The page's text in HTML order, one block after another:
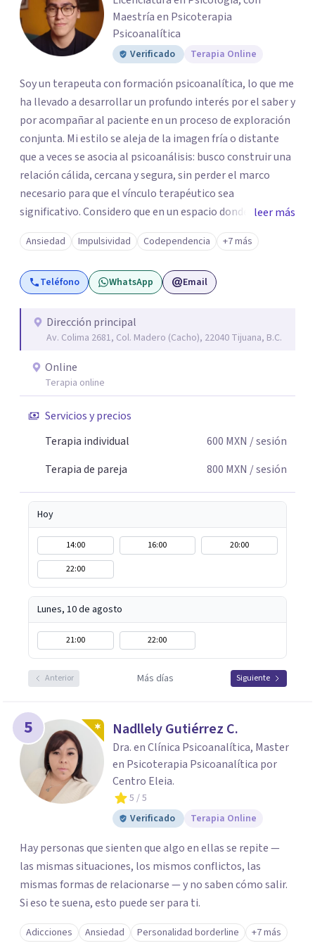
Maestría en Psicoterapia
Psicoanalítica
Verificado Terapia Online
Soy un terapeuta con formación psicoanalítica, lo que me
ha llevado a desarrollar un profundo interés por el saber y
por acompañar al paciente en un proceso de exploración
conjunta. Mi estilo se aleja de la imagen fría o distante
que a veces se asocia al psicoanálisis: busco construir una
relación cálida, cercana y segura, sin perder el marco
necesario para que el vínculo terapéutico sea
significativo. Considero que en un espacio donde uno
puede sentirse acompañado y escuchado, es posible
mirar con honestidad cómo nos vinculamos afuera, qué se
repite, qué duele, y qué puede transformarse. En mi
consultorio hay lugar para todo: risas, tristezas, enojos y
escuchada. Si pudiste conectar con algo de esto,
mándame un mensaje y comencemos juntos a trabajar en
leer más
Ansiedad Impulsividad Codependencia +7 más
Teléfono WhatsApp Email
Dirección principal
Av. Colima 2681, Col. Madero (Cacho), 22040 Tijuana, B.C.
Online
Terapia online
Servicios y precios
Terapia individual
600 MXN / sesión
Terapia de pareja
800 MXN / sesión
Hoy
14:00 16:00
20:00
22:00
Lunes, 10 de agosto
21:00 22:00
Anterior Más días Siguiente
5 Nadllely Gutiérrez C.
Dra. en Clínica Psicoanalítica, Master
en Psicoterapia Psicoanalítica por
Centro Eleia.
5 / 5
Verificado
Terapia Online
Hay personas que sienten que algo en ellas se repite —
las mismas situaciones, los mismos conflictos, las
mismas formas de relacionarse — y no saben cómo salir.
Si eso te suena, esto puede ser para ti.
Adicciones Ansiedad Personalidad borderline +7 más